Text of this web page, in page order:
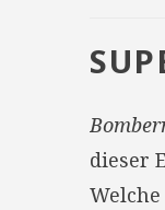
dieser